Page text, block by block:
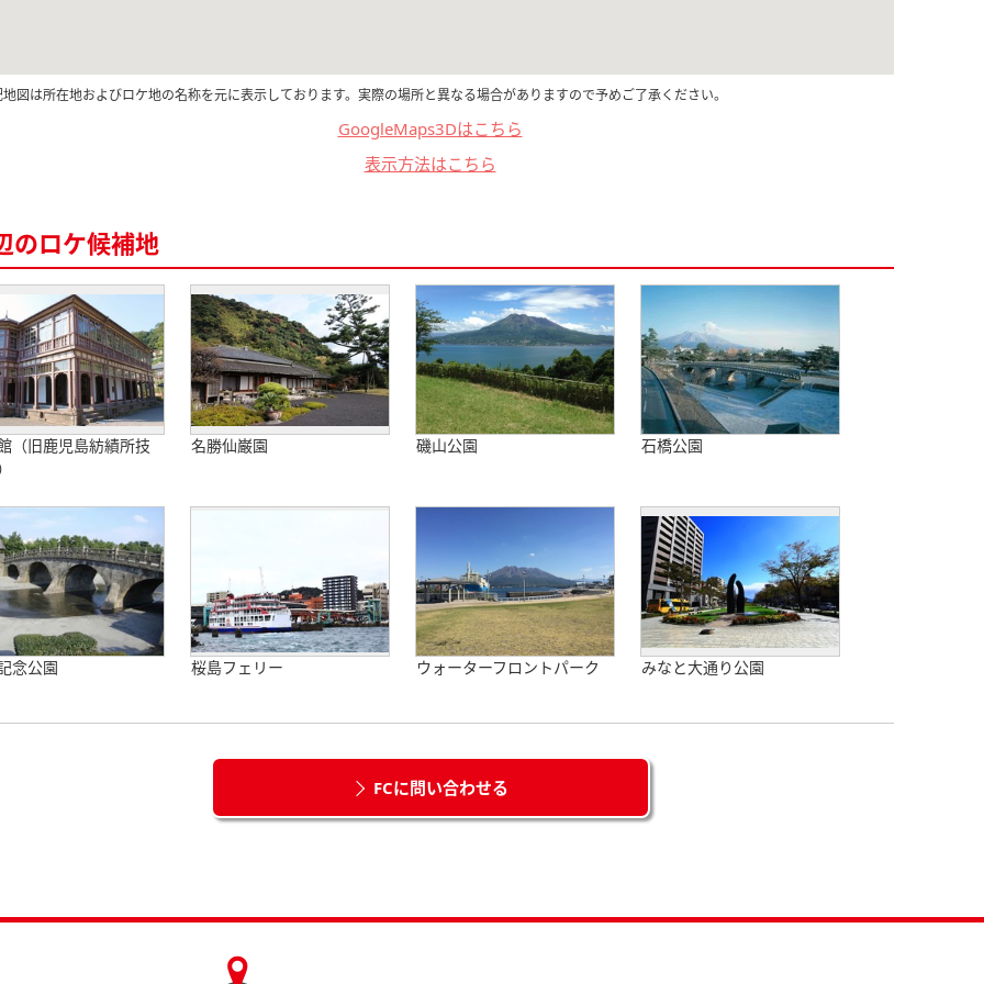
図は所在地およびロケ地の名称を元に表示しております。実際の場所と異なる場合がありますので予めご了承ください。
GoogleMaps3Dはこちら
表示方法はこちら
のロケ候補地
（旧鹿児島紡績所技
名勝仙巌園 磯山公園 石橋公園
念公園 桜島フェリー ウォーターフロントパーク みなと大通り公園
FCに問い合わせる